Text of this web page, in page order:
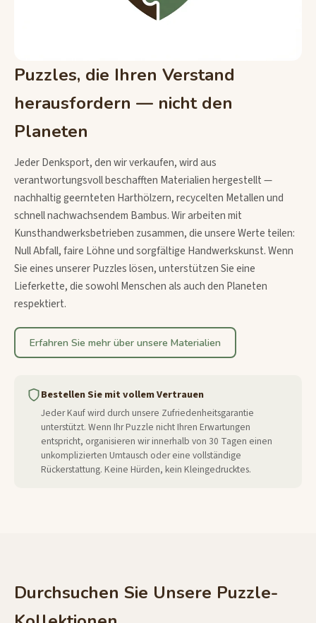
Puzzles, die Ihren Verstand
herausfordern — nicht den
Planeten
Jeder Denksport, den wir verkaufen, wird aus
verantwortungsvoll beschafften Materialien hergestellt —
nachhaltig geernteten Harthölzern, recycelten Metallen und
schnell nachwachsendem Bambus. Wir arbeiten mit
Kunsthandwerksbetrieben zusammen, die unsere Werte teilen:
Null Abfall, faire Löhne und sorgfältige Handwerkskunst. Wenn
Sie eines unserer Puzzles lösen, unterstützen Sie eine
Lieferkette, die sowohl Menschen als auch den Planeten
respektiert.
Erfahren Sie mehr über unsere Materialien
Bestellen Sie mit vollem Vertrauen
Jeder Kauf wird durch unsere Zufriedenheitsgarantie
unterstützt. Wenn Ihr Puzzle nicht Ihren Erwartungen
entspricht, organisieren wir innerhalb von 30 Tagen einen
unkomplizierten Umtausch oder eine vollständige
Rückerstattung. Keine Hürden, kein Kleingedrucktes.
Durchsuchen Sie Unsere Puzzle-